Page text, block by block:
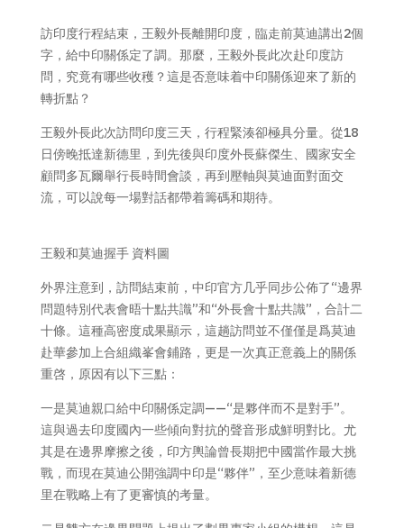
訪印度行程結束，王毅外長離開印度，臨走前莫迪講出2個
字，給中印關係定了調。那麼，王毅外長此次赴印度訪
問，究竟有哪些收穫？這是否意味着中印關係迎來了新的
轉折點？
王毅外長此次訪問印度三天，行程緊湊卻極具分量。從18
日傍晚抵達新德里，到先後與印度外長蘇傑生、國家安全
顧問多瓦爾舉行長時間會談，再到壓軸與莫迪面對面交
流，可以說每一場對話都帶着籌碼和期待。
王毅和莫迪握手 資料圖
外界注意到，訪問結束前，中印官方几乎同步公佈了“邊界
問題特別代表會晤十點共識”和“外長會十點共識”，合計二
十條。這種高密度成果顯示，這趟訪問並不僅僅是爲莫迪
赴華參加上合組織峯會鋪路，更是一次真正意義上的關係
重啓，原因有以下三點：
一是莫迪親口給中印關係定調——“是夥伴而不是對手”。
這與過去印度國內一些傾向對抗的聲音形成鮮明對比。尤
其是在邊界摩擦之後，印方輿論曾長期把中國當作最大挑
戰，而現在莫迪公開強調中印是“夥伴”，至少意味着新德
里在戰略上有了更審慎的考量。